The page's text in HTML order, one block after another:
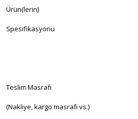
Ürün(lerin)
Spesifikasyonu
Teslim Masrafı
(Nakliye, kargo masrafı vs.)